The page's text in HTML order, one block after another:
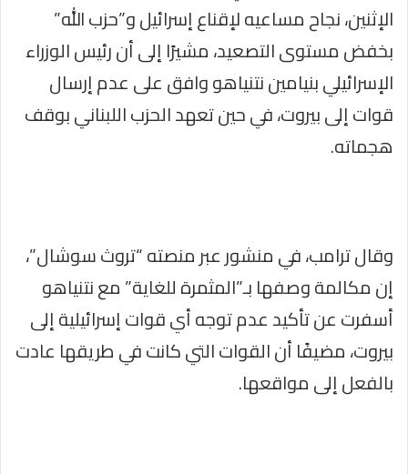
الإثنين، نجاح مساعيه لإقناع إسرائيل و”حزب الله”
بخفض مستوى التصعيد، مشيرًا إلى أن رئيس الوزراء
الإسرائيلي بنيامين نتنياهو وافق على عدم إرسال
قوات إلى بيروت، في حين تعهد الحزب اللبناني بوقف
هجماته.
وقال ترامب، في منشور عبر منصته “تروث سوشال”،
إن مكالمة وصفها بـ”المثمرة للغاية” مع نتنياهو
أسفرت عن تأكيد عدم توجه أي قوات إسرائيلية إلى
بيروت، مضيفًا أن القوات التي كانت في طريقها عادت
بالفعل إلى مواقعها.